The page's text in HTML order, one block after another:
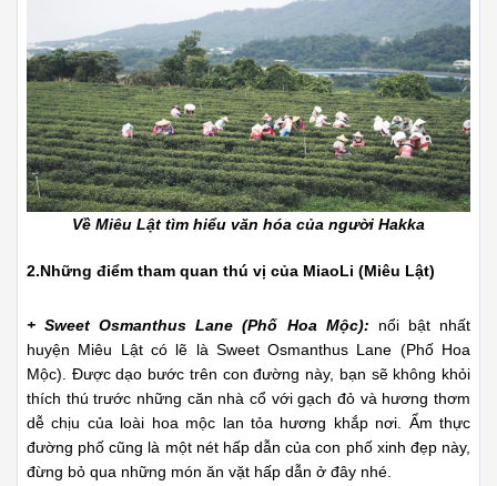
Về Miêu Lật tìm hiểu văn hóa của người Hakka
2.Những điểm tham quan thú vị của MiaoLi (Miêu Lật)
+ Sweet Osmanthus Lane (Phố Hoa Mộc): nổi bật nhất
huyện Miêu Lật có lẽ là Sweet Osmanthus Lane (Phố Hoa
Mộc). Được dạo bước trên con đường này, bạn sẽ không khỏi
thích thú trước những căn nhà cổ với gạch đỏ và hương thơm
dễ chịu của loài hoa mộc lan tỏa hương khắp nơi. Ẩm thực
đường phố cũng là một nét hấp dẫn của con phố xinh đẹp này,
đừng bỏ qua những món ăn vặt hấp dẫn ở đây nhé.